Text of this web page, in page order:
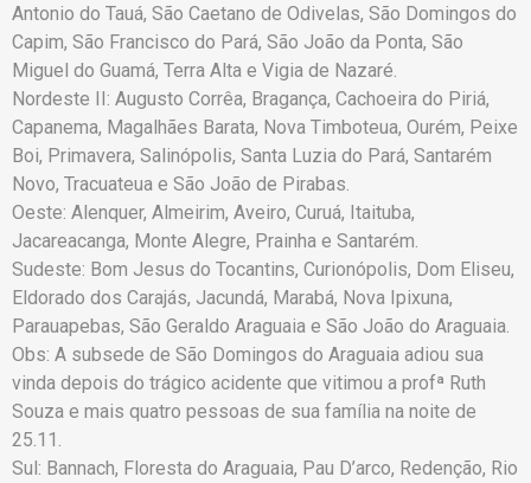
Antonio do Tauá, São Caetano de Odivelas, São Domingos do
Capim, São Francisco do Pará, São João da Ponta, São
Miguel do Guamá, Terra Alta e Vigia de Nazaré.
Nordeste II: Augusto Corrêa, Bragança, Cachoeira do Piriá,
Capanema, Magalhães Barata, Nova Timboteua, Ourém, Peixe
Boi, Primavera, Salinópolis, Santa Luzia do Pará, Santarém
Novo, Tracuateua e São João de Pirabas.
Oeste: Alenquer, Almeirim, Aveiro, Curuá, Itaituba,
Jacareacanga, Monte Alegre, Prainha e Santarém.
Sudeste: Bom Jesus do Tocantins, Curionópolis, Dom Eliseu,
Eldorado dos Carajás, Jacundá, Marabá, Nova Ipixuna,
Parauapebas, São Geraldo Araguaia e São João do Araguaia.
Obs: A subsede de São Domingos do Araguaia adiou sua
vinda depois do trágico acidente que vitimou a profª Ruth
Souza e mais quatro pessoas de sua família na noite de
25.11.
Sul: Bannach, Floresta do Araguaia, Pau D’arco, Redenção, Rio